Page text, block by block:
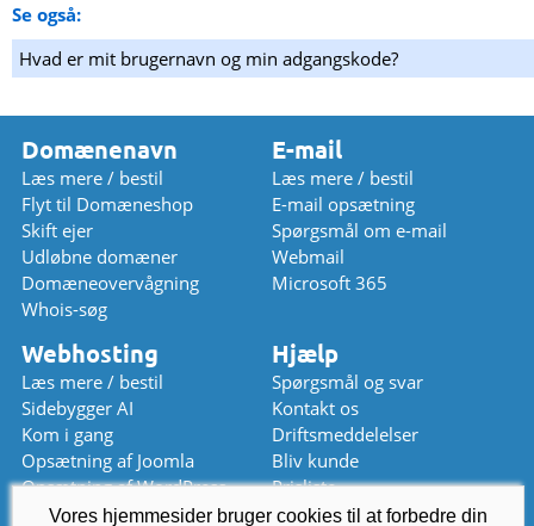
Se også:
Hvad er mit brugernavn og min adgangskode?
Domænenavn
Læs mere / bestil
Flyt til Domæneshop
Skift ejer
Udløbne domæner
Domæneovervågning
Whois-søg
E-mail
Læs mere / bestil
E-mail opsætning
Spørgsmål om e-mail
Webmail
Microsoft 365
Webhosting
Læs mere / bestil
Sidebygger AI
Kom i gang
Opsætning af Joomla
Opsætning af WordPress
Hjælp
Spørgsmål og svar
Kontakt os
Driftsmeddelelser
Bliv kunde
Prisliste
Vores hjemmesider bruger cookies til at forbedre din